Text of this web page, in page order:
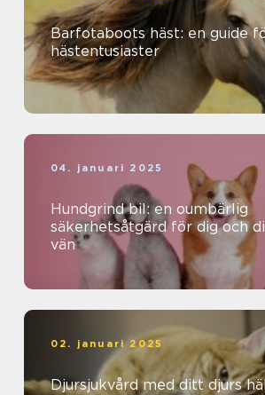
Barfotaboots häst: en guide
hästentusiaster
04. januari 2025
Hundgrind bil: en oumbärlig
säkerhetsåtgärd för dig och
vän
02. januari 2025
Djursjukvård med ditt djurs